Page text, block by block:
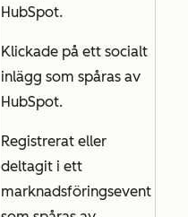
HubSpot.
Klickade på ett socialt
inlägg som spåras av
HubSpot.
Registrerat eller
deltagit i ett
marknadsföringsevent